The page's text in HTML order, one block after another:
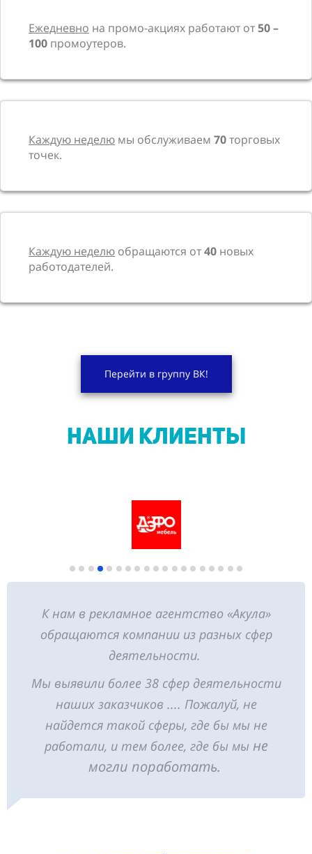
Ежедневно на промо-акциях работают от50 –
100 промоутеров.
Каждую неделю мы обслуживаем 70торговых
точек.
Каждую неделю обращаются от40 новых
работодателей.
Перейти в группу ВК!
НАШИ КЛИЕНТЫ
К нам в рекламное агентство «Акула»
обращаются компании из разных сфер
деятельности.
Мы выявили более 38 сфер деятельности
наших заказчиков .... Пожалуй, не
найдется такой сферы, где бы мы не
работали, и тем более, где бы мы не
могли поработать.